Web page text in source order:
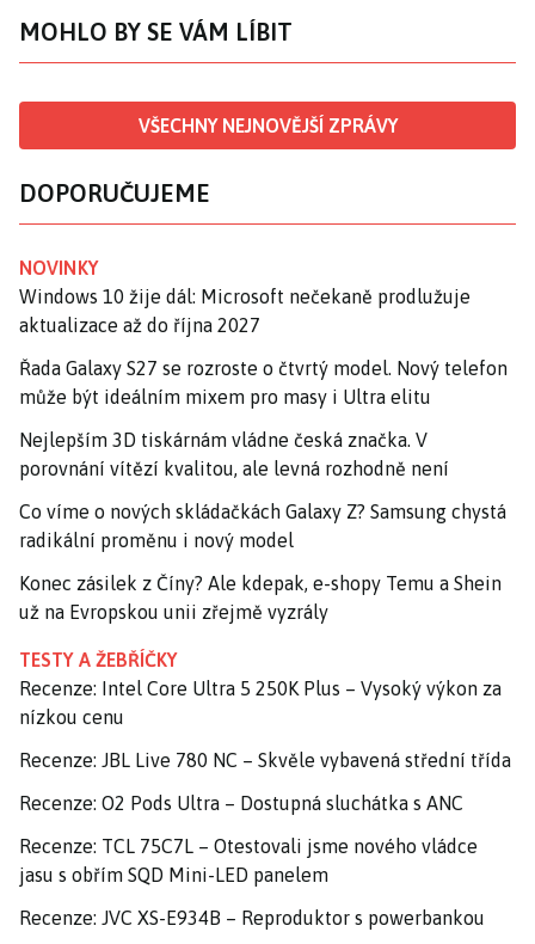
MOHLO BY SE VÁM LÍBIT
VŠECHNY NEJNOVĚJŠÍ ZPRÁVY
DOPORUČUJEME
NOVINKY
Windows 10 žije dál: Microsoft nečekaně prodlužuje
aktualizace až do října 2027
Řada Galaxy S27 se rozroste o čtvrtý model. Nový telefon
může být ideálním mixem pro masy i Ultra elitu
Nejlepším 3D tiskárnám vládne česká značka. V
porovnání vítězí kvalitou, ale levná rozhodně není
Co víme o nových skládačkách Galaxy Z? Samsung chystá
radikální proměnu i nový model
Konec zásilek z Číny? Ale kdepak, e-shopy Temu a Shein
už na Evropskou unii zřejmě vyzrály
TESTY A ŽEBŘÍČKY
Recenze: Intel Core Ultra 5 250K Plus – Vysoký výkon za
nízkou cenu
Recenze: JBL Live 780 NC – Skvěle vybavená střední třída
Recenze: O2 Pods Ultra – Dostupná sluchátka s ANC
Recenze: TCL 75C7L – Otestovali jsme nového vládce
jasu s obřím SQD Mini-LED panelem
Recenze: JVC XS-E934B – Reproduktor s powerbankou